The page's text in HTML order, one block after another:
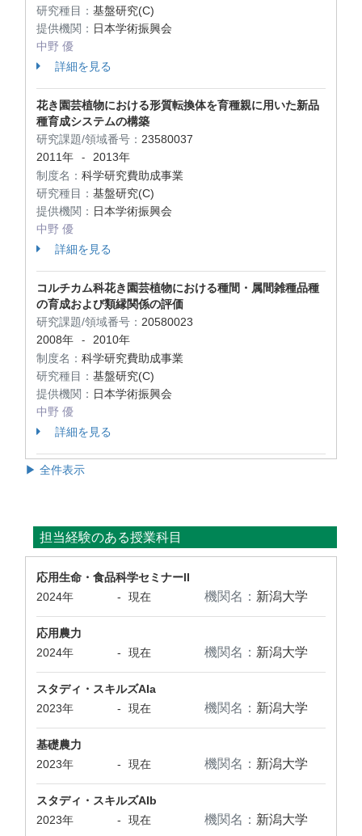
研究種目： 基盤研究(C)
提供機関： 日本学術振興会
中野 優
詳細を見る
花き園芸植物における形質転換体を育種親に用いた新品
種育成システムの構築
研究課題/領域番号： 23580037
2011年
-
2013年
制度名： 科学研究費助成事業
研究種目： 基盤研究(C)
提供機関： 日本学術振興会
中野 優
詳細を見る
コルチカム科花き園芸植物における種間・属間雑種品種
の育成および類縁関係の評価
研究課題/領域番号： 20580023
2008年
-
2010年
制度名： 科学研究費助成事業
研究種目： 基盤研究(C)
提供機関： 日本学術振興会
中野 優
詳細を見る
▶ 全件表示
担当経験のある授業科目
応用生命・食品科学セミナーII
2024年
- 現在 機関名： 新潟大学
応用農力
2024年
- 現在 機関名： 新潟大学
スタディ・スキルズAIa
2023年
- 現在 機関名： 新潟大学
基礎農力
2023年
- 現在 機関名： 新潟大学
スタディ・スキルズAIb
2023年
- 現在 機関名： 新潟大学